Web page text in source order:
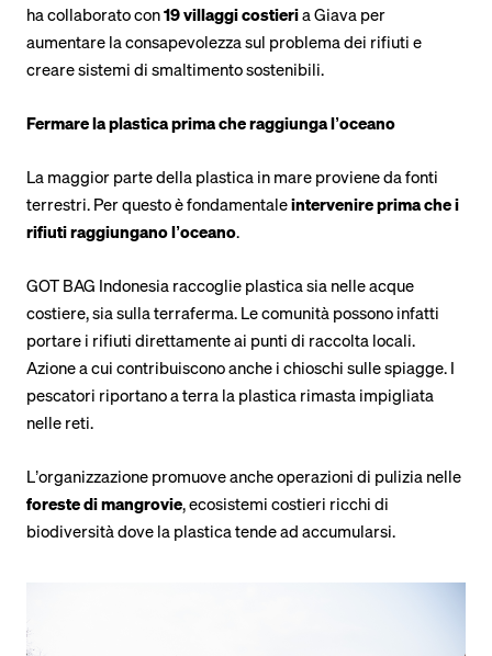
ha collaborato con19 villaggi costieria Giava per
aumentare la consapevolezza sul problema dei rifiuti e
creare sistemi di smaltimento sostenibili.
Fermare la plastica prima che raggiunga l’oceano
La maggior parte della plastica in mare proviene da fonti
terrestri. Per questo è fondamentaleintervenire prima che i
rifiuti raggiungano l’oceano.
GOT BAG Indonesia raccoglie plastica sia nelle acque
costiere, sia sulla terraferma. Le comunità possono infatti
portare i rifiuti direttamente ai punti di raccolta locali.
Azione a cui contribuiscono anche i chioschi sulle spiagge. I
pescatori riportano a terra la plastica rimasta impigliata
nelle reti.
L’organizzazione promuove anche operazioni di pulizia nelle
foreste di mangrovie, ecosistemi costieri ricchi di
biodiversità dove la plastica tende ad accumularsi.